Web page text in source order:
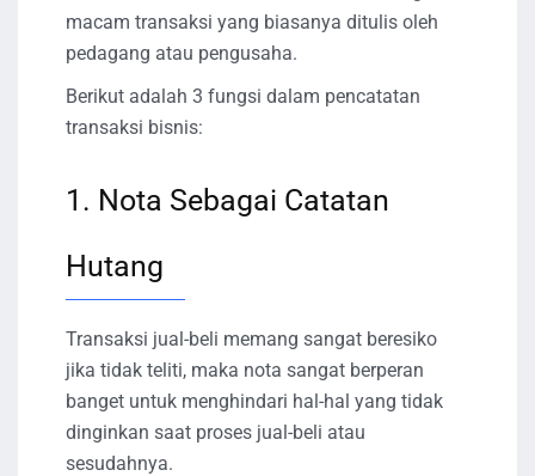
macam transaksi yang biasanya ditulis oleh
pedagang atau pengusaha.
Berikut adalah 3 fungsi dalam pencatatan
transaksi bisnis:
1. Nota Sebagai Catatan
Hutang
Transaksi jual-beli memang sangat beresiko
jika tidak teliti, maka nota sangat berperan
banget untuk menghindari hal-hal yang tidak
dinginkan saat proses jual-beli atau
sesudahnya.